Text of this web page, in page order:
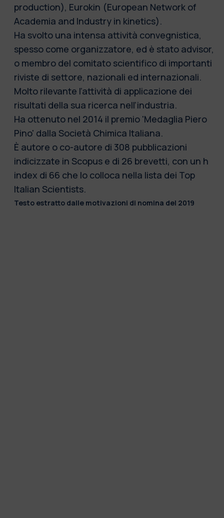
production), Eurokin (European Network of
Academia and Industry in kinetics).
Ha svolto una intensa attività convegnistica,
spesso come organizzatore, ed è stato advisor,
o membro del comitato scientifico di importanti
riviste di settore, nazionali ed internazionali.
Molto rilevante l’attività di applicazione dei
risultati della sua ricerca nell’industria.
Ha ottenuto nel 2014 il premio 'Medaglia Piero
Pino' dalla Società Chimica Italiana.
È autore o co-autore di 308 pubblicazioni
indicizzate in Scopus e di 26 brevetti, con un h
index di 66 che lo colloca nella lista dei Top
Italian Scientists.
Testo estratto dalle motivazioni di nomina del 2019